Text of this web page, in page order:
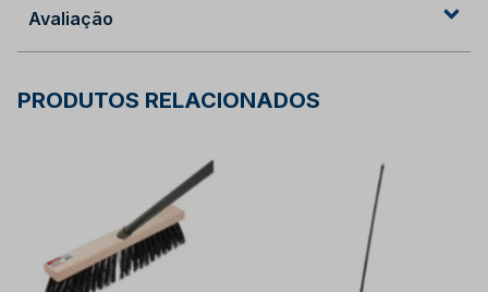
Avaliação
PRODUTOS RELACIONADOS